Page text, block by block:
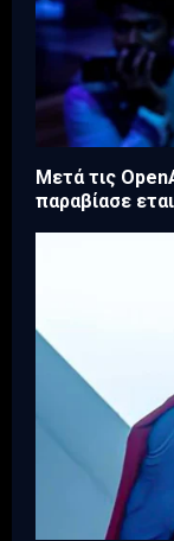
Μετά τις
παραβίασε